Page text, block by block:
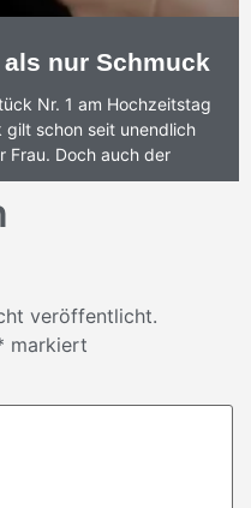
nur Schmuck
Nr. 1 am Hochzeitstag
gilt schon seit unendlich
Frau. Doch auch der
veröffentlicht.
markiert